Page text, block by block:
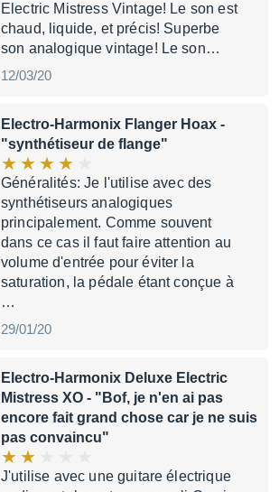
Electric Mistress Vintage! Le son est
chaud, liquide, et précis! Superbe
son analogique vintage! Le son…
12/03/20
Electro-Harmonix Flanger Hoax -
"synthétiseur de flange"
Généralités: Je l'utilise avec des
synthétiseurs analogiques
principalement. Comme souvent
dans ce cas il faut faire attention au
volume d'entrée pour éviter la
saturation, la pédale étant conçue à
…
29/01/20
Electro-Harmonix Deluxe Electric
Mistress XO - "Bof, je n'en ai pas
encore fait grand chose car je ne suis
pas convaincu"
J'utilise avec une guitare électrique